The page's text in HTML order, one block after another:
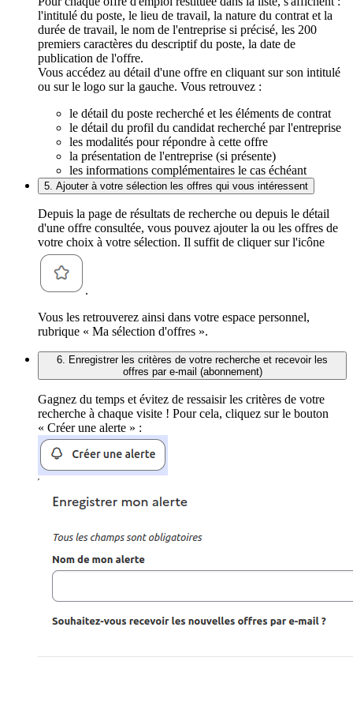
l'intitulé du poste, le lieu de travail, la nature du contrat et la
durée de travail, le nom de l'entreprise si précisé, les 200
premiers caractères du descriptif du poste, la date de
publication de l'offre.
Vous accédez au détail d'une offre en cliquant sur son intitulé
ou sur le logo sur la gauche. Vous retrouvez :
le détail du poste recherché et les éléments de contrat
le détail du profil du candidat recherché par l'entreprise
les modalités pour répondre à cette offre
la présentation de l'entreprise (si présente)
les informations complémentaires le cas échéant
5. Ajouter à votre sélection les offres qui vous intéressent
Depuis la page de résultats de recherche ou depuis le détail
d'une offre consultée, vous pouvez ajouter la ou les offres de
votre choix à votre sélection. Il suffit de cliquer sur l'icône
.
Vous les retrouverez ainsi dans votre espace personnel,
rubrique « Ma sélection d'offres ».
6. Enregistrer les critères de votre recherche et recevoir les
offres par e-mail (abonnement)
Gagnez du temps et évitez de ressaisir les critères de votre
recherche à chaque visite ! Pour cela, cliquez sur le bouton
« Créer une alerte » :